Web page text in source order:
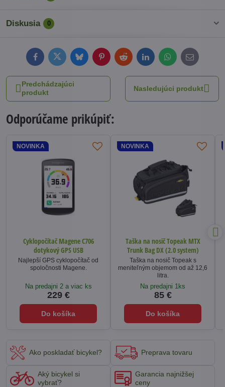
Diskusia 0
FacebookTwitterBlueskyPinterestRedditLinkedInWhatsApp
E-
mail
Predchádzajúci
produkt
Nasledujúci produkt
Odporúčame prikúpiť:
NOVINKA
Cyklopočítač Magene C706
dotykový GPS USB
Najlepší GPS cyklopočítač od
spoločnosti Magene.
Na predajni 2 a viac ks
229 €
Do košíka
NOVINKA
Taška na nosič Topeak MTX
Trunk Bag DX (2.0 system)
Taška na nosič Topeak s
meniteľným objemom od až 12,6
litra.
Na predajni 1ks
85 €
Do košíka
Ako poskladať bicykel? Preprava tovaru
Aký bicykel si
vybrať?
Garancia najnižšej
ceny